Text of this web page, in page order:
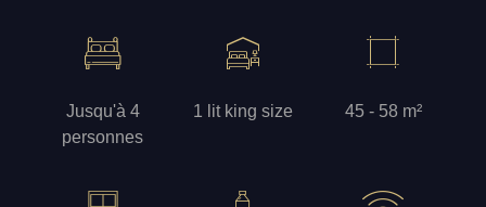
Jusqu'à 4
personnes
1 lit king size 45 - 58 m²